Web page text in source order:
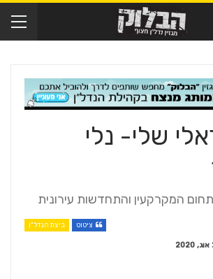
שלי- נלי
המקרקעין והתחדשות עירונית
ציטוט ביצת הנדל"ן